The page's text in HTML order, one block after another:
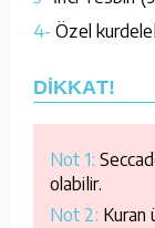
4- Özel
DİKKAT!
Not 1:
olabilir.
Not 2: Kuran